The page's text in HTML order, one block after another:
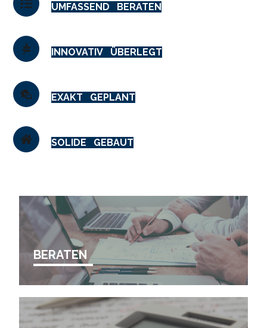
UMFASSEND BERATEN
INNOVATIV ÜBERLEGT
EXAKT GEPLANT
SOLIDE GEBAUT
BERATEN